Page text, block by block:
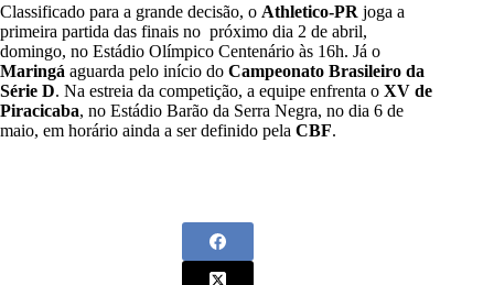
Classificado para a grande decisão, o Athletico-PR joga a
primeira partida das finais no próximo dia 2 de abril,
domingo, no Estádio Olímpico Centenário às 16h. Já o
Maringá aguarda pelo início do Campeonato Brasileiro da
Série D. Na estreia da competição, a equipe enfrenta o XV de
Piracicaba, no Estádio Barão da Serra Negra, no dia 6 de
maio, em horário ainda a ser definido pela CBF.